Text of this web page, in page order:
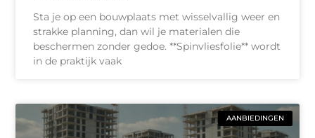
Sta je op een bouwplaats met wisselvallig weer en
strakke planning, dan wil je materialen die
beschermen zonder gedoe. **Spinvliesfolie** wordt
in de praktijk vaak
AANBIEDINGEN